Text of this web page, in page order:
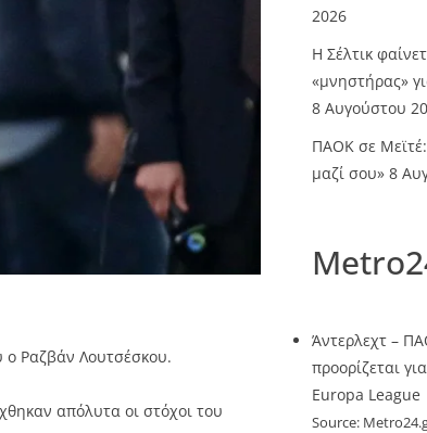
Ραζβάν Λουτσέσκου.
απόλυτα οι στόχοι του
2026
Η Σέλτικ
«μνηστήρας»
8 Αυγούστου
ΠΑΟΚ σε Μεϊτέ:
μαζί σου» 8
Άντερλεχτ –
προορίζεται
Europa League
Source: